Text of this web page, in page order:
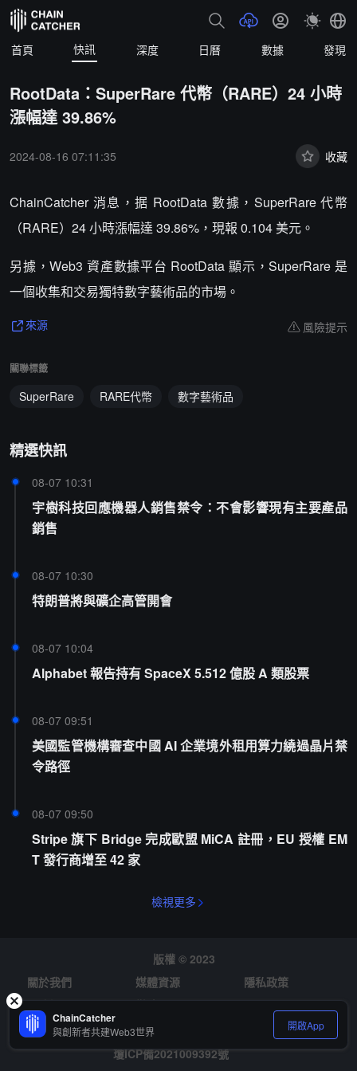
首頁 快訊 深度 日曆 數據 發現
RootData：SuperRare 代幣（RARE）24 小時
漲幅達 39.86%
2024-08-16 07:11:35 收藏
ChainCatcher 消息，据 RootData 數據，SuperRare 代幣
（RARE）24 小時漲幅達 39.86%，現報 0.104 美元。
另據，Web3 資產數據平台 RootData 顯示，SuperRare 是
一個收集和交易獨特數字藝術品的市場。
來源 風險提示
關聯標籤
SuperRare RARE代幣 數字藝術品
精選快訊
08-07 10:31
宇樹科技回應機器人銷售禁令：不會影響現有主要產品
銷售
08-07 10:30
特朗普將與礦企高管開會
08-07 10:04
Alphabet 報告持有 SpaceX 5.512 億股 A 類股票
08-07 09:51
美國監管機構審查中國 AI 企業境外租用算力繞過晶片禁
令路徑
08-07 09:50
Stripe 旗下 Bridge 完成歐盟 MiCA 註冊，EU 授權 EM
T 發行商增至 42 家
檢視更多
版權 © 2023
關於我們
媒體資源
隱私政策
風險提示
徵才
瓊ICP備2021009392號
ChainCatcher
與創新者共建Web3世界 開啟App